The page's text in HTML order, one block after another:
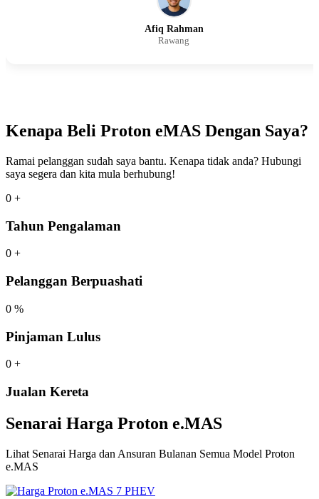
Afiq Rahman
Rawang
Kenapa Beli Proton eMAS Dengan Saya?
Ramai pelanggan sudah saya bantu. Kenapa tidak anda? Hubungi
saya segera dan kita mula berhubung!
0 +
Tahun Pengalaman
0 +
Pelanggan Berpuashati
0 %
Pinjaman Lulus
0 +
Jualan Kereta
Senarai Harga Proton e.MAS
Lihat Senarai Harga dan Ansuran Bulanan Semua Model Proton
e.MAS